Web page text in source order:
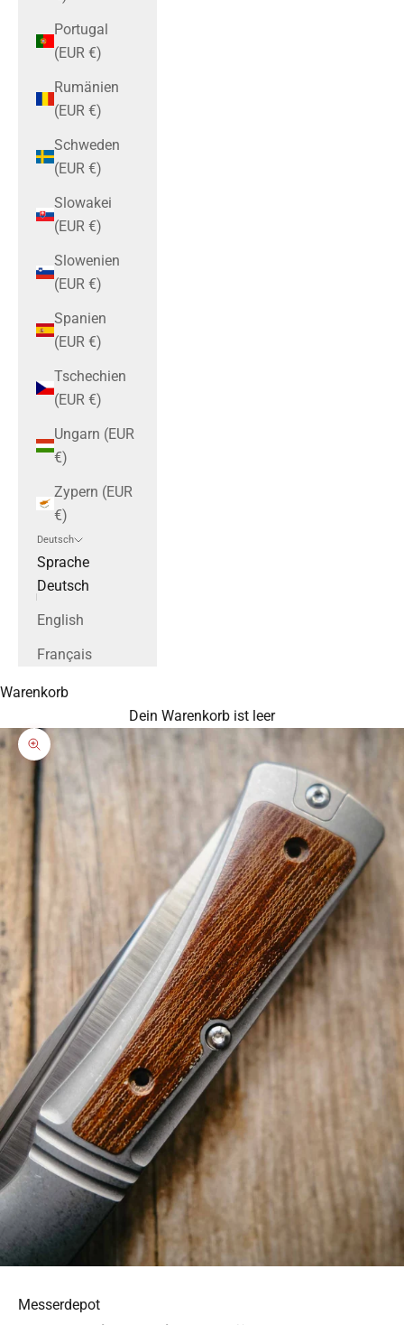
Portugal
(EUR €)
Rumänien
(EUR €)
Schweden
(EUR €)
Slowakei
(EUR €)
Slowenien
(EUR €)
Spanien
(EUR €)
Tschechien
(EUR €)
Ungarn (EUR
€)
Zypern (EUR
€)
Deutsch
Sprache
Deutsch
English
Français
Warenkorb
Dein Warenkorb ist leer
Bild vergrößern
Messerdepot